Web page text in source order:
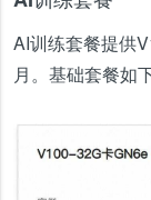
AI训练套餐提供
月。基础套餐如